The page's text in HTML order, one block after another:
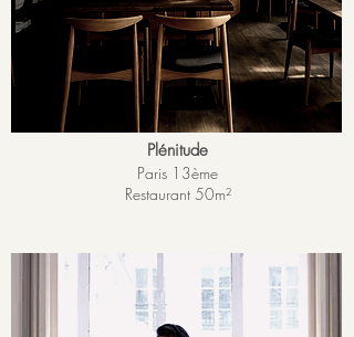
Plénitude
Paris 13ème
Restaurant 50m²